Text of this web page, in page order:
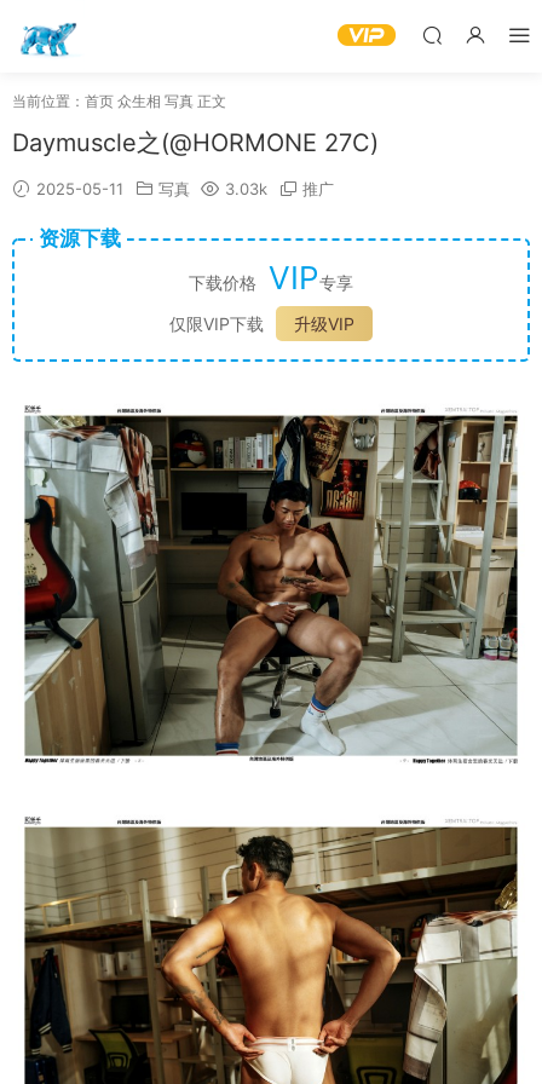
当前位置： 首页 众生相 写真 正文
Daymuscle之(@HORMONE 27C)
2025-05-11 写真 3.03k 推广
资源下载
下载价格 VIP专享
仅限VIP下载
升级VIP